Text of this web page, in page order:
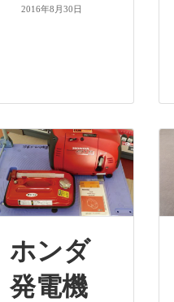
2016年8月30日
ホンダ
発電機